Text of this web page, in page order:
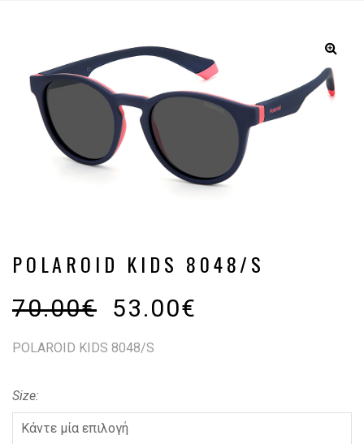
POLAROID KIDS 8048/S
70.00€ 53.00€
POLAROID KIDS 8048/S
Size